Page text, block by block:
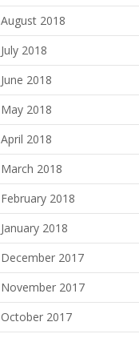
August 2018
July 2018
June 2018
May 2018
April 2018
March 2018
February 2018
January 2018
December 2017
November 2017
October 2017